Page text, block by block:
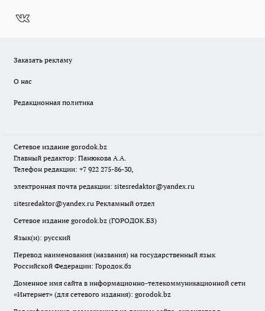
Заказать рекламу
О нас
Редакционная политика
Сетевое издание gorodok.bz
Главный редактор: Панюкова А.А.
Телефон редакции: +7 922 275-86-30,
электронная почта редакции: sitesredaktor@yandex.ru
sitesredaktor@yandex.ru Рекламный отдел
Сетевое издание gorodok.bz (ГОРОДОК.БЗ)
Язык(и): русский
Перевод наименования (названия) на государственный язык
Российской Федерации: Городок.бз
Доменное имя сайта в информационно-телекоммуникационной сети
«Интернет» (для сетевого издания): gorodok.bz